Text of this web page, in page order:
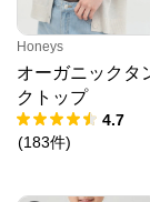
Honeys
オーガニックタ
クトップ
4.7
(183件)